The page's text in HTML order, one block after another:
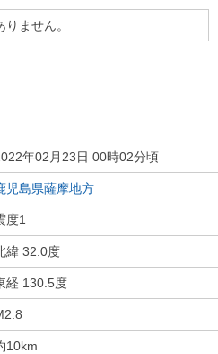
ません。
年02月23日 00時02分頃
児島県薩摩地方
度1
緯 32.0度
経 130.5度
10km